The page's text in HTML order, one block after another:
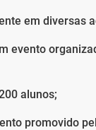
em diversas
alunos;
promovido